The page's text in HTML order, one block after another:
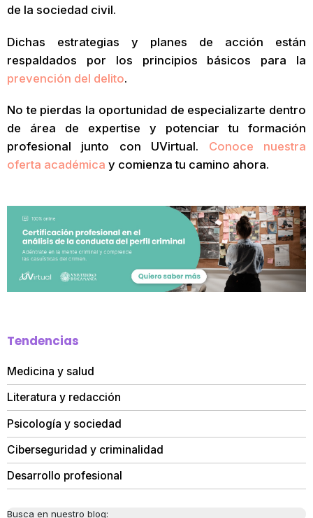
de la sociedad civil.
Dichas estrategias y planes de acción están
respaldados por los principios básicos para la
prevención del delito.
No te pierdas la oportunidad de especializarte dentro
de área de expertise y potenciar tu formación
profesional junto con UVirtual. Conoce nuestra
oferta académica y comienza tu camino ahora.
Tendencias
Medicina y salud
Literatura y redacción
Psicología y sociedad
Ciberseguridad y criminalidad
Desarrollo profesional
Busca en nuestro blog: